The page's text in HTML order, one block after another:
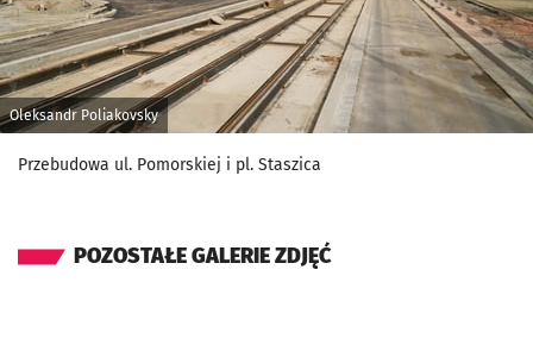
Oleksandr Poliakovsky
Przebudowa ul. Pomorskiej i pl. Staszica
POZOSTAŁE GALERIE ZDJĘĆ